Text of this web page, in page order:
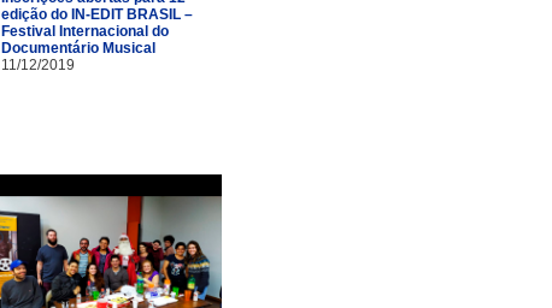
edição do IN-EDIT BRASIL –
Festival Internacional do
Documentário Musical
11/12/2019